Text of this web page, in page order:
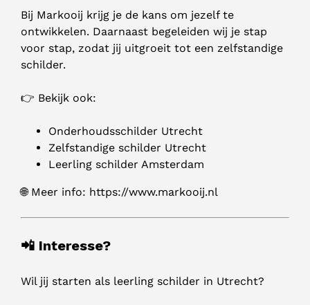
Bij Markooij krijg je de kans om jezelf te
ontwikkelen. Daarnaast begeleiden wij je stap
voor stap, zodat jij uitgroeit tot een zelfstandige
schilder.
👉 Bekijk ook:
Onderhoudsschilder Utrecht
Zelfstandige schilder Utrecht
Leerling schilder Amsterdam
🌐 Meer info: https://www.markooij.nl
📲 Interesse?
Wil jij starten als leerling schilder in Utrecht?